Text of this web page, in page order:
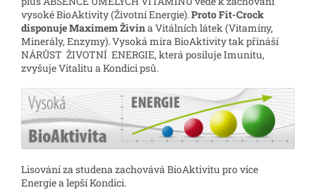
vysoké BioAktivity (Životní Energie). Proto Fit-Crock
disponuje Maximem Živina Vitálních látek (Vitamíny,
Minerály, Enzymy). Vysoká míra BioAktivity tak přináší
NÁRŮST ŽIVOTNÍ ENERGIE, která posiluje Imunitu,
zvyšuje Vitalitu a Kondici psů.
Lisování za studena zachovává BioAktivitu pro více
Energie a lepší Kondici.